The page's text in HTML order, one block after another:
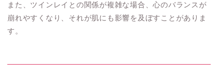
また、ツインレイとの関係が複雑な場合、心のバランスが
崩れやすくなり、それが肌にも影響を及ぼすことがありま
す。